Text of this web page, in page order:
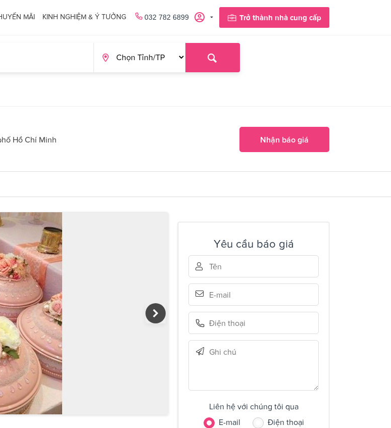
Trở thành nhà cung cấp
032 782 6899
MÃI KINH NGHIỆM & Ý TƯỞNG
Hồ Chí Minh Nhận báo giá
Yêu cầu báo giá
Liên hệ với chúng tôi qua
E-mail
Điện thoại